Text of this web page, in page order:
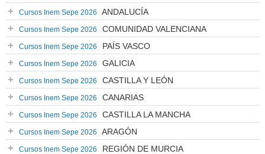
Cursos Inem Sepe 2026 ANDALUCÍA
Cursos Inem Sepe 2026 COMUNIDAD VALENCIANA
Cursos Inem Sepe 2026 PAÍS VASCO
Cursos Inem Sepe 2026 GALICIA
Cursos Inem Sepe 2026 CASTILLA Y LEÓN
Cursos Inem Sepe 2026 CANARIAS
Cursos Inem Sepe 2026 CASTILLA LA MANCHA
Cursos Inem Sepe 2026 ARAGÓN
Cursos Inem Sepe 2026 REGIÓN DE MURCIA